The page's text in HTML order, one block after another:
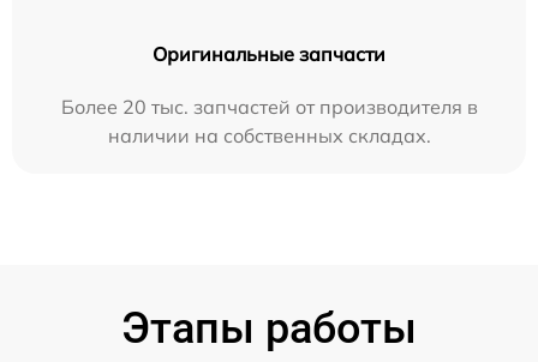
Оригинальные запчасти
Более 20 тыс. запчастей от производителя в
наличии на собственных складах.
Этапы работы